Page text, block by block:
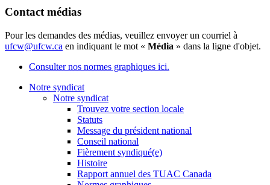
Contact médias
Pour les demandes des médias, veuillez envoyer un courriel à
ufcw@ufcw.ca en indiquant le mot « Média » dans la ligne d'objet.
Consulter nos normes graphiques ici.
Notre syndicat
Notre syndicat
Trouvez votre section locale
Statuts
Message du président national
Conseil national
Fièrement syndiqué(e)
Histoire
Rapport annuel des TUAC Canada